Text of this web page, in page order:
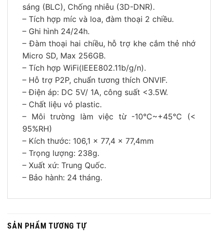
sáng (BLC), Chống nhiễu (3D-DNR).
– Tích hợp míc và loa, đàm thoại 2 chiều.
– Ghi hình 24/24h.
– Đàm thoại hai chiều, hỗ trợ khe cắm thẻ nhớ
Micro SD, Max 256GB.
– Tích hợp WiFi(IEEE802.11b/g/n).
– Hỗ trợ P2P, chuẩn tương thích ONVIF.
– Điện áp: DC 5V/ 1A, công suất <3.5W.
– Chất liệu vỏ plastic.
– Môi trường làm việc từ -10°C~+45°C (<
95%RH)
– Kích thước: 106,1 × 77,4 × 77,4mm
– Trọng lượng: 238g.
– Xuất xứ: Trung Quốc.
– Bảo hành: 24 tháng.
SẢN PHẨM TƯƠNG TỰ